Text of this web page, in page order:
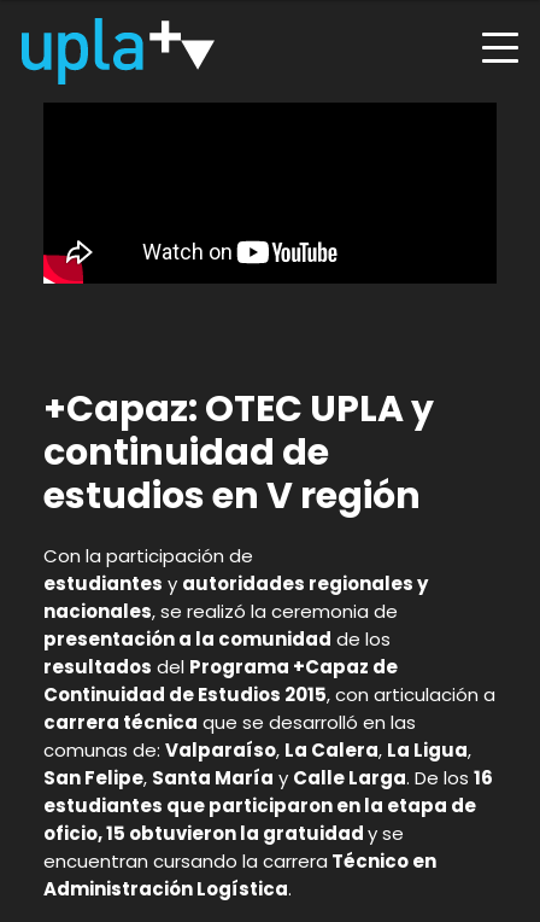
+Capaz: OTEC UPLA y
continuidad de
estudios en V región
Con la participación de
estudiantes y autoridades regionales y
nacionales, se realizó la ceremonia de
presentación a la comunidad de los
resultados del Programa +Capaz de
Continuidad de Estudios 2015, con articulación a
carrera técnica que se desarrolló en las
comunas de: Valparaíso, La Calera, La Ligua,
San Felipe, Santa María y Calle Larga. De los 16
estudiantes que participaron en la etapa de
oficio, 15 obtuvieron la gratuidady se
encuentran cursando la carrera Técnico en
Administración Logística.